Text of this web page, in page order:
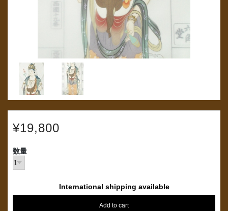
¥19,800
数量
International shipping available
Add to cart